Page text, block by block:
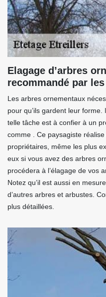
Elagage d’arbres
recommandé par
Les arbres ornementaux
pour qu’ils gardent leur
telle tâche est à confier à un
comme . Ce paysagiste
propriétaires, même les plus
eux si vous avez des arbres
procédera à l’élagage de vos
Notez qu’il est aussi en
d’autres arbres et arbustes.
plus détaillées.